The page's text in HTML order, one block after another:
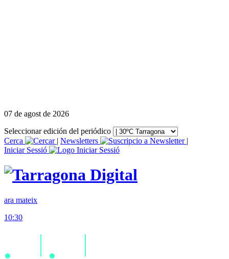
07 de agost de 2026
Seleccionar edición del periódico
Cerca
| Newsletters
|
Iniciar Sessió
ara mateix
10:30